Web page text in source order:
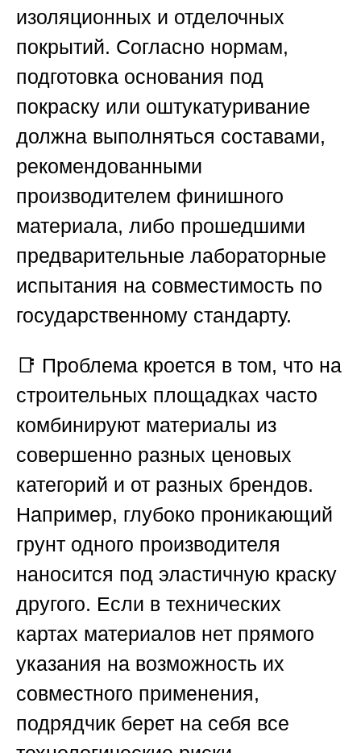
изоляционных и отделочных
покрытий. Согласно нормам,
подготовка основания под
покраску или оштукатуривание
должна выполняться составами,
рекомендованными
производителем финишного
материала, либо прошедшими
предварительные лабораторные
испытания на совместимость по
государственному стандарту.
📑 Проблема кроется в том, что на
строительных площадках часто
комбинируют материалы из
совершенно разных ценовых
категорий и от разных брендов.
Например, глубоко проникающий
грунт одного производителя
наносится под эластичную краску
другого. Если в технических
картах материалов нет прямого
указания на возможность их
совместного применения,
подрядчик берет на себя все